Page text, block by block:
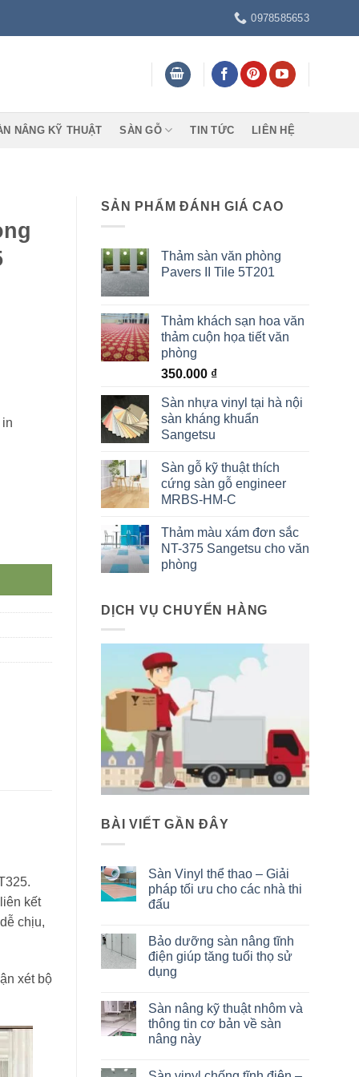
0978585653
NÂNG KỸ THUẬT SÀN GỖ TIN TỨC LIÊN HỆ
SẢN PHẨM ĐÁNH GIÁ CAO
Thảm sàn văn phòng
Pavers II Tile 5T201
Thảm khách sạn hoa văn
thảm cuộn họa tiết văn
phòng
350.000 ₫
Sàn nhựa vinyl tại hà nội
sàn kháng khuẩn
Sangetsu
Sàn gỗ kỹ thuật thích
cứng sàn gỗ engineer
MRBS-HM-C
Thảm màu xám đơn sắc
NT-375 Sangetsu cho văn
phòng
DỊCH VỤ CHUYỂN HÀNG
BÀI VIẾT GẦN ĐÂY
Sàn Vinyl thể thao – Giải
pháp tối ưu cho các nhà thi
đấu
bình
luận
ở
Sàn
thao
–
Giải
pháp
tối
Bảo dưỡng sàn nâng tĩnh
điện giúp tăng tuổi thọ sử
dụng
bình
luận
ở
Bảo
nâng
Sàn nâng kỹ thuật nhôm và
thông tin cơ bản về sàn
nâng này
số lượng
kết
chịu,
xét bộ